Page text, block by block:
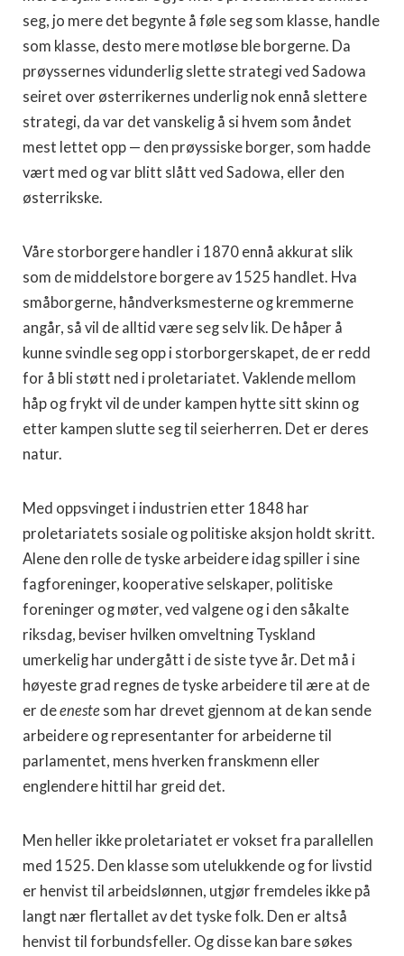
seg, jo mere det begynte å føle seg som klasse, handle
som klasse, desto mere motløse ble borgerne. Da
prøyssernes vidunderlig slette strategi ved Sadowa
seiret over østerrikernes underlig nok ennå slettere
strategi, da var det vanskelig å si hvem som åndet
mest lettet opp — den prøyssiske borger, som hadde
vært med og var blitt slått ved Sadowa, eller den
østerrikske.
Våre storborgere handler i 1870 ennå akkurat slik
som de middelstore borgere av 1525 handlet. Hva
småborgerne, håndverksmesterne og kremmerne
angår, så vil de alltid være seg selv lik. De håper å
kunne svindle seg opp i storborgerskapet, de er redd
for å bli støtt ned i proletariatet. Vaklende mellom
håp og frykt vil de under kampen hytte sitt skinn og
etter kampen slutte seg til seierherren. Det er deres
natur.
Med oppsvinget i industrien etter 1848 har
proletariatets sosiale og politiske aksjon holdt skritt.
Alene den rolle de tyske arbeidere idag spiller i sine
fagforeninger, kooperative selskaper, politiske
foreninger og møter, ved valgene og i den såkalte
riksdag, beviser hvilken omveltning Tyskland
umerkelig har undergått i de siste tyve år. Det må i
høyeste grad regnes de tyske arbeidere til ære at de
er deeneste som har drevet gjennom at de kan sende
arbeidere og representanter for arbeiderne til
parlamentet, mens hverken franskmenn eller
englendere hittil har greid det.
Men heller ikke proletariatet er vokset fra parallellen
med 1525. Den klasse som utelukkende og for livstid
er henvist til arbeidslønnen, utgjør fremdeles ikke på
langt nær flertallet av det tyske folk. Den er altså
henvist til forbundsfeller. Og disse kan bare søkes